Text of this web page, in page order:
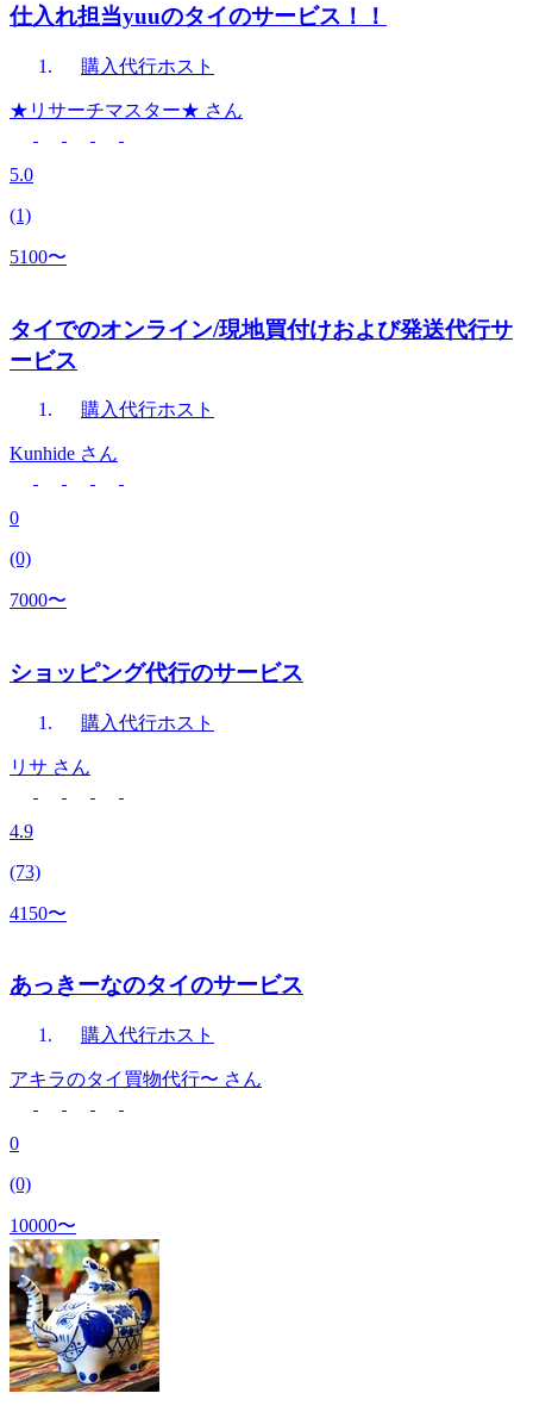
仕入れ担当yuuのタイのサービス！！
購入代行ホスト
★リサーチマスター★ さん
5.0
(1)
5100〜
タイでのオンライン/現地買付けおよび発送代行サ
ービス
購入代行ホスト
Kunhide さん
0
(0)
7000〜
ショッピング代行のサービス
購入代行ホスト
リサ さん
4.9
(73)
4150〜
あっきーなのタイのサービス
購入代行ホスト
アキラのタイ買物代行〜 さん
0
(0)
10000〜